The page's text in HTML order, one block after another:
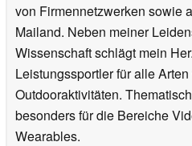
von Firmennetzwerken sowie
Mailand. Neben meiner
Wissenschaft schlägt mein
Leistungssportler für alle
Outdooraktivitäten.
besonders für die Bereiche
Wearables.